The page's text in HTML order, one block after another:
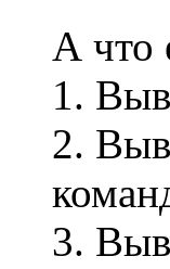
А что
1.
2.
3.